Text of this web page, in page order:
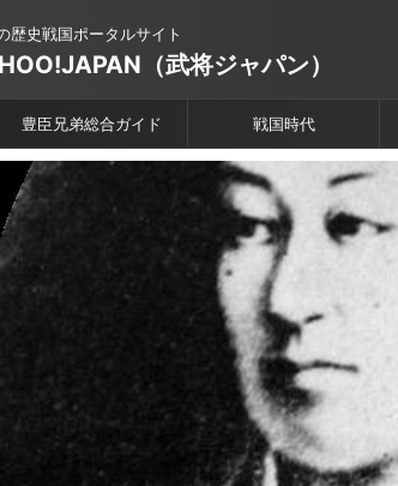
歴史戦国ポータルサイト
（武将ジャパン）
豊臣兄弟総合ガイド 戦国時代